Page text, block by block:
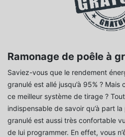
Ramonage de poêle à
Saviez-vous que le rendement
granulé est allé jusqu’à 95% ?
ce meilleur système de tirage ?
indispensable de savoir qu’à part
granulé est aussi très confortable
de lui programmer. En effet, vous